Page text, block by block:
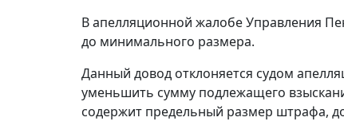
В апелляционной жалобе Управления
до минимального размера.
Данный довод отклоняется судом
уменьшить сумму подлежащего
содержит предельный размер штрафа,